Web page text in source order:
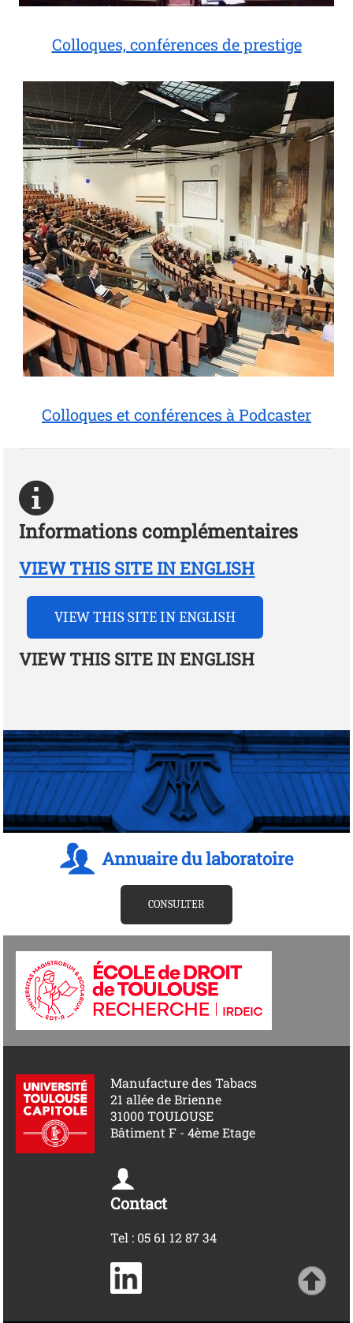
Colloques, conférences de prestige
Colloques et conférences à Podcaster
Informations complémentaires
VIEW THIS SITE IN ENGLISH
VIEW THIS SITE IN ENGLISH
VIEW THIS SITE IN ENGLISH
Annuaire du laboratoire
CONSULTER
Manufacture des Tabacs
21 allée de Brienne
31000 TOULOUSE
Bâtiment F - 4ème Etage
Contact
Tel : 05 61 12 87 34